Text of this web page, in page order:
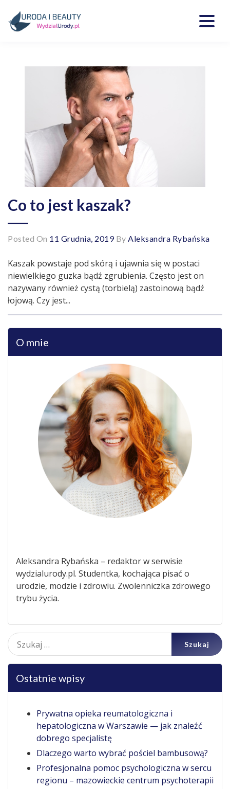
content
Co to jest kaszak?
Posted On 11 Grudnia, 2019By Aleksandra Rybańska
Kaszak powstaje pod skórą i ujawnia się w postaci
niewielkiego guzka bądź zgrubienia. Często jest on
nazywany również cystą (torbielą) zastoinową bądź
łojową. Czy jest...
O mnie
Aleksandra Rybańska – redaktor w serwisie
wydzialurody.pl. Studentka, kochająca pisać o
urodzie, modzie i zdrowiu. Zwolenniczka zdrowego
trybu życia.
Szukaj:
Ostatnie wpisy
Prywatna opieka reumatologiczna i
hepatologiczna w Warszawie — jak znaleźć
dobrego specjalistę
Dlaczego warto wybrać pościel bambusową?
Profesjonalna pomoc psychologiczna w sercu
regionu – mazowieckie centrum psychoterapii